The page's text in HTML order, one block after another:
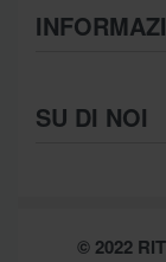
Moda Mare
SU DI NOI
Shop
Termini e
© 2022